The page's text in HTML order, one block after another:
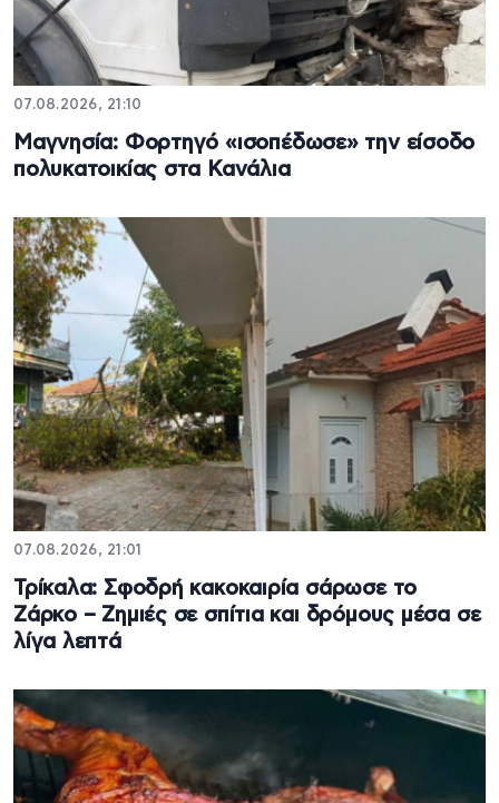
07.08.2026, 21:10
Μαγνησία: Φορτηγό «ισοπέδωσε» την είσοδο
πολυκατοικίας στα Κανάλια
07.08.2026, 21:01
Τρίκαλα: Σφοδρή κακοκαιρία σάρωσε το
Ζάρκο – Ζημιές σε σπίτια και δρόμους μέσα σε
λίγα λεπτά